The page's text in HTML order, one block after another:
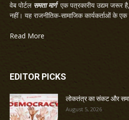
वेब पोर्टल समता मार्गएक पत्रकारीय उद्यम जरूर
नहीं। यह राजनीतिक-सामाजिक कार्यकर्ताओं के
Read More
EDITOR PICKS
लोकतंत्र का संकट और
August 5, 2026